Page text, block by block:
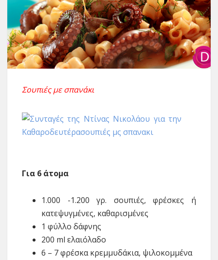
Σουπιές με σπανάκι
Για 6 άτομα
1.000 -1.200 γρ. σουπιές, φρέσκες ή
κατεψυγμένες, καθαρισμένες
1 φύλλο δάφνης
200 ml ελαιόλαδο
6 – 7 φρέσκα κρεμμυδάκια, ψιλοκομμένα